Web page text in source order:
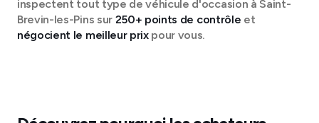
inspectent tout type de véhicule d'occasion à Saint-
Brevin-les-Pins sur 250+ points de contrôle et
négocient le meilleur prixpour vous.